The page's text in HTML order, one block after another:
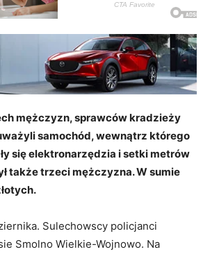
mężczyzn, sprawców kradzieży
samochód, wewnątrz którego
się elektronarzędzia i setki metrów
także trzeci mężczyzna. W sumie
Sulechowscy policjanci
Smolno Wielkie-Wojnowo. Na